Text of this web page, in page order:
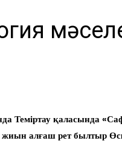
Теміртау қаласында
алғаш рет былтыр